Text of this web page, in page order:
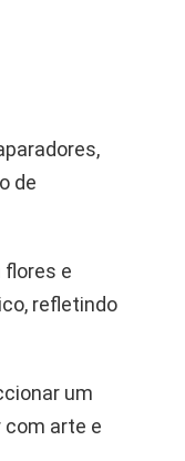
de
flores e
refletindo
um
com arte e